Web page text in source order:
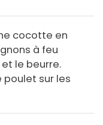
cocotte en
à feu
le beurre.
poulet sur les